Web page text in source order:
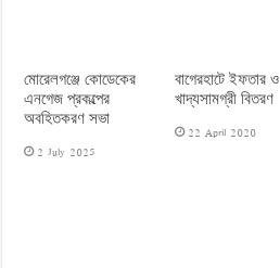
মোরেলগঞ্জে কোডেকের
এনগেজ প্রকল্পের
অবহিতকরণ সভা
2 July 2025
বাগেরহাটে ইফতার ও
খাদ্যসামগ্রী বিতরণ
22 April 2020